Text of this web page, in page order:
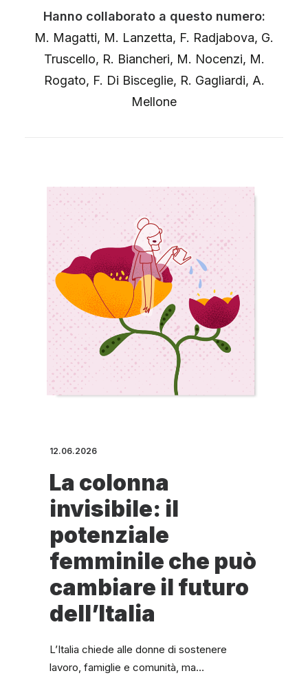
Hanno collaborato a questo numero:
M. Magatti, M. Lanzetta, F. Radjabova, G.
Truscello, R. Biancheri, M. Nocenzi, M.
Rogato, F. Di Bisceglie, R. Gagliardi, A.
Mellone
12.06.2026
La colonna
invisibile: il
potenziale
femminile che può
cambiare il futuro
dell’Italia
L’Italia chiede alle donne di sostenere
lavoro, famiglie e comunità, ma…